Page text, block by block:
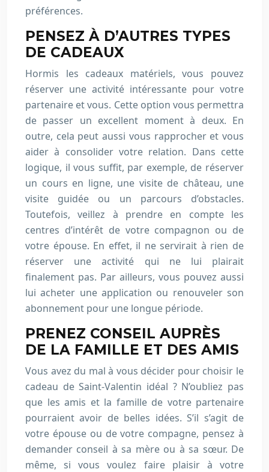
préférences.
PENSEZ À D’AUTRES TYPES
DE CADEAUX
Hormis les cadeaux matériels, vous pouvez
réserver une activité intéressante pour votre
partenaire et vous. Cette option vous permettra
de passer un excellent moment à deux. En
outre, cela peut aussi vous rapprocher et vous
aider à consolider votre relation. Dans cette
logique, il vous suffit, par exemple, de réserver
un cours en ligne, une visite de château, une
visite guidée ou un parcours d’obstacles.
Toutefois, veillez à prendre en compte les
centres d’intérêt de votre compagnon ou de
votre épouse. En effet, il ne servirait à rien de
réserver une activité qui ne lui plairait
finalement pas. Par ailleurs, vous pouvez aussi
lui acheter une application ou renouveler son
abonnement pour une longue période.
PRENEZ CONSEIL AUPRÈS
DE LA FAMILLE ET DES AMIS
Vous avez du mal à vous décider pour choisir le
cadeau de Saint-Valentin idéal ? N’oubliez pas
que les amis et la famille de votre partenaire
pourraient avoir de belles idées. S’il s’agit de
votre épouse ou de votre compagne, pensez à
demander conseil à sa mère ou à sa sœur. De
même, si vous voulez faire plaisir à votre